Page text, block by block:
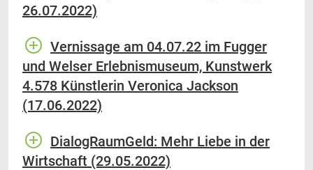
26.07.2022)
Vernissage am 04.07.22 im Fugger
und Welser Erlebnismuseum, Kunstwerk
4.578 Künstlerin Veronica Jackson
(17.06.2022)
DialogRaumGeld: Mehr Liebe in der
Wirtschaft (29.05.2022)